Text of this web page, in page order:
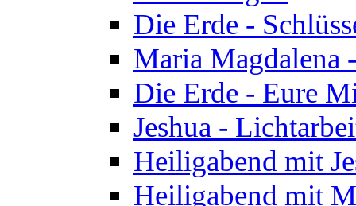
Die Erde -
Maria Magdalena
Die Erde - Eure
Jeshua -
Heiligabend mit
Heiligabend mit